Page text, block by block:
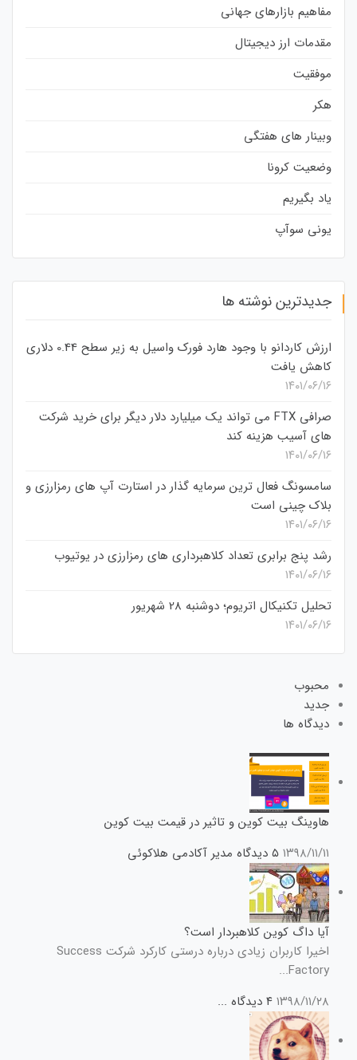
مفاهیم بازارهای جهانی
مقدمات ارز دیجیتال
موفقیت
هکر
وبینار های هفتگی
وضعیت کرونا
یاد بگیریم
یونی سوآپ
جدیدترین نوشته ها
ارزش کاردانو با وجود هارد فورک واسیل به زیر سطح 0.44 دلاری
کاهش یافت
۱۴۰۱/۰۶/۱۶
صرافی FTX می تواند یک میلیارد دلار دیگر برای خرید شرکت
های آسیب هزینه کند
۱۴۰۱/۰۶/۱۶
سامسونگ فعال‌ ترین سرمایه‌ گذار در استارت‌ آپ‌ های رمزارزی و
بلاک چینی است
۱۴۰۱/۰۶/۱۶
رشد پنج برابری تعداد کلاهبرداری های رمزارزی در یوتیوب
۱۴۰۱/۰۶/۱۶
تحلیل تکنیکال اتریوم؛ دوشنبه 28 شهریور
۱۴۰۱/۰۶/۱۶
محبوب
جدید
دیدگاه ها
هاوینگ بیت کوین و تاثیر در قیمت بیت کوین
۱۳۹۸/۱۱/۱۱ ۵ دیدگاه مدیر آکادمی هلاکوئی
آیا داگ کوین کلاهبردار است؟
اخیرا کاربران زیادی درباره درستی کارکرد شرکت Success
Factory...
۱۳۹۸/۱۱/۲۸ ۴ دیدگاه ...